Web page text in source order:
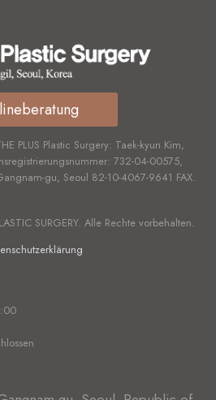
PLUS Plastic Surgery: Taek-kyun Kim,
732-04-00575,
gu, Seoul 82-10-4067-9641 FAX.
SURGERY. Alle Rechte vorbehalten.